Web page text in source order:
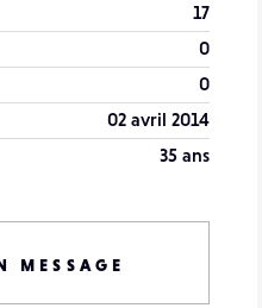
17
0
0
02 avril 2014
35 ans
MESSAGE